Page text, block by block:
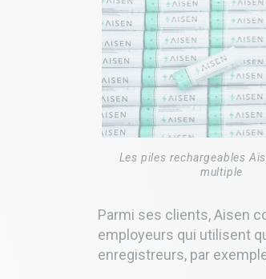
Les piles rechargeables
multiple
Parmi ses clients, Aisen
employeurs qui utilisent
enregistreurs, par